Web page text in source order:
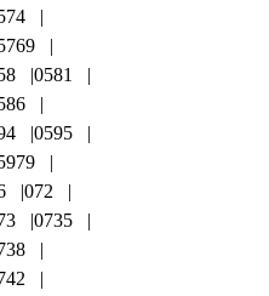
0581
0595
072
0735